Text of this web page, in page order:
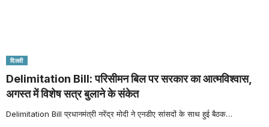
दिल्ली
Delimitation Bill: परिसीमन बिल पर सरकार का आत्मविश्वास,
अगस्त में विशेष सत्र बुलाने के संकेत
Delimitation Bill प्रधानमंत्री नरेंद्र मोदी ने एनडीए सांसदों के साथ हुई बैठक…